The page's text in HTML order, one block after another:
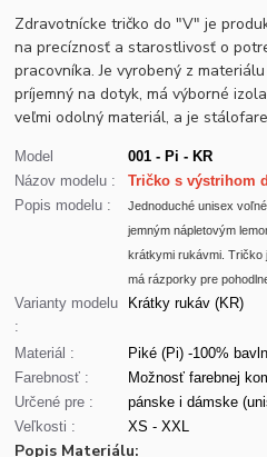
Zdravotnícke tričko do "V" je
na precíznosť a starostlivosť o
pracovníka. Je vyrobený z
príjemný na dotyk, má výborné
veľmi odolný materiál, a je
Model
001 - Pi - KR
Názov modelu :
Tričko s výstrihom
Popis modelu :
Jednoduché unisex
jemným nápletovým
krátkymi rukávmi.
má rázporky pre
Varianty modelu
:
Krátky rukáv (KR)
Materiál :
Piké (Pi) -100%
Farebnosť :
Možnosť farebnej
Určené pre :
pánske i dámske
Veľkosti :
XS - XXL
Popis Materiálu: